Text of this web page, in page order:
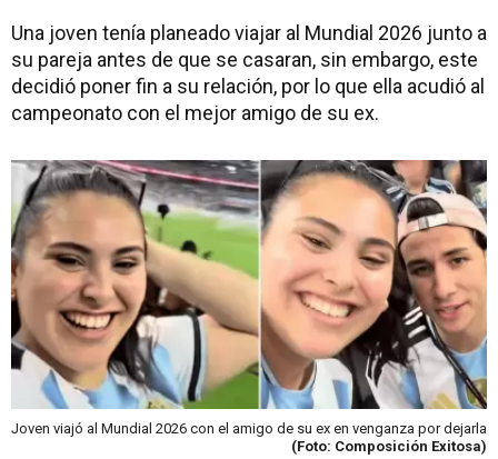
Una joven tenía planeado viajar al Mundial 2026 junto a
su pareja antes de que se casaran, sin embargo, este
decidió poner fin a su relación, por lo que ella acudió al
campeonato con el mejor amigo de su ex.
Joven viajó al Mundial 2026 con el amigo de su ex en venganza por dejarla
(Foto: Composición Exitosa)